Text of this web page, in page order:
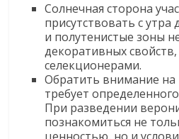
Солнечная сторона
присутствовать с
и полутенистые зоны
декоративных
селекционерами.
Обратить внимание
требует
При разведении
познакомиться не